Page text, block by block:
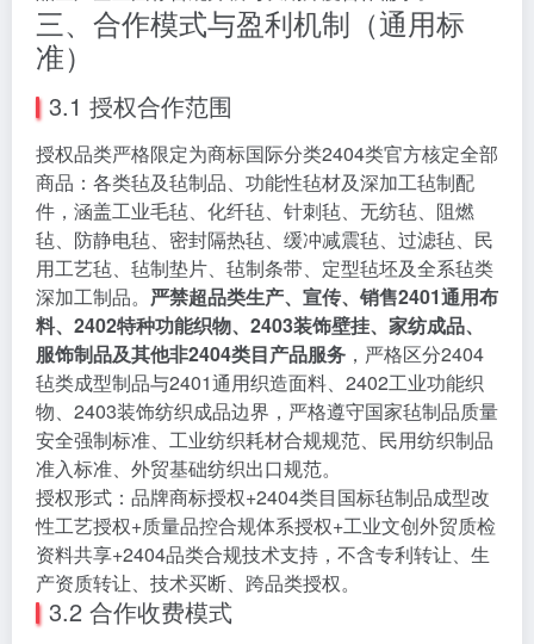
三、合作模式与盈利机制（通用标
准）
3.1 授权合作范围
授权品类严格限定为商标国际分类2404类官方核定全部
商品：各类毡及毡制品、功能性毡材及深加工毡制配
件，涵盖工业毛毡、化纤毡、针刺毡、无纺毡、阻燃
毡、防静电毡、密封隔热毡、缓冲减震毡、过滤毡、民
用工艺毡、毡制垫片、毡制条带、定型毡坯及全系毡类
深加工制品。 严禁超品类生产、宣传、销售2401通用布
料、2402特种功能织物、2403装饰壁挂、家纺成品、
服饰制品及其他非2404类目产品服务 ，严格区分2404
毡类成型制品与2401通用织造面料、2402工业功能织
物、2403装饰纺织成品边界，严格遵守国家毡制品质量
安全强制标准、工业纺织耗材合规规范、民用纺织制品
准入标准、外贸基础纺织出口规范。
授权形式：品牌商标授权+2404类目国标毡制品成型改
性工艺授权+质量品控合规体系授权+工业文创外贸质检
资料共享+2404品类合规技术支持，不含专利转让、生
产资质转让、技术买断、跨品类授权。
3.2 合作收费模式